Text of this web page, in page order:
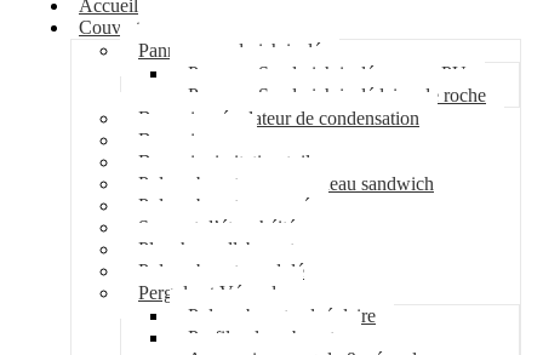
Accueil
Couverture
Panneau sandwich isolé
Panneau Sandwich isolé mousse PU
Panneau Sandwich isolé laine de roche
Bac acier régulateur de condensation
Bac acier sec
Bac acier imitation tuile
Polycarbonate pour panneau sandwich
Polycarbonate nervuré
Support d’étanchéité
Plancher collaborant
Polycarbonate ondulé
Pergola et Véranda
Polycarbonate alvéolaire
Profil polycarbonate